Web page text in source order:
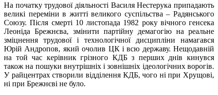
На початку трудової діяльності Василя Нестерука припадають
великі переміни в житті великого суспільства – Радянського
Союзу. Після смерті 10 листопада 1982 року вічного генсека
Леоніда Брежнєва, змінити партійну демагогію на реальне
зміцнення трудової і технологічної дисципліни намагався
Юрій Андропов, який очолив ЦК і всю державу. Нещодавній
на той час керівник грізного КДБ з перших днів кинувся
також на пошуки внутрішніх і зовнішніх ідеологічних ворогів.
У райцентрах створили відділення КДБ, чого ні при Хрущові,
ні при Брежнєві не було.